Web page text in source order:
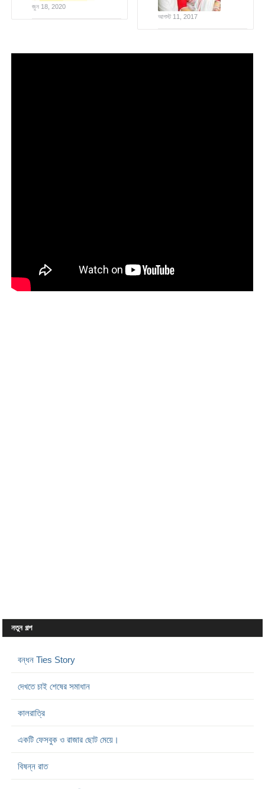
জুন 18, 2020
আগস্ট 11, 2017
নতুন গল্প
বন্ধন Ties Story
দেখতে চাই শেষের সমাধান
কালরাত্রি
একটি ফেসবুক ও রাজার ছোট মেয়ে।
বিষন্ন রাত